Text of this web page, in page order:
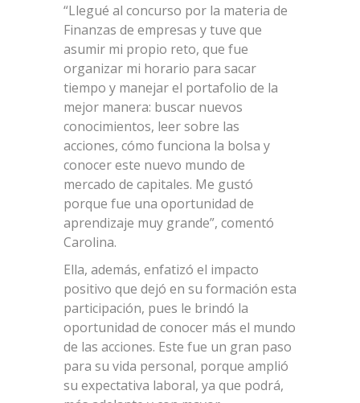
“Llegué al concurso por la materia de
Finanzas de empresas y tuve que
asumir mi propio reto, que fue
organizar mi horario para sacar
tiempo y manejar el portafolio de la
mejor manera: buscar nuevos
conocimientos, leer sobre las
acciones, cómo funciona la bolsa y
conocer este nuevo mundo de
mercado de capitales. Me gustó
porque fue una oportunidad de
aprendizaje muy grande”, comentó
Carolina.
Ella, además, enfatizó el impacto
positivo que dejó en su formación esta
participación, pues le brindó la
oportunidad de conocer más el mundo
de las acciones. Este fue un gran paso
para su vida personal, porque amplió
su expectativa laboral, ya que podrá,